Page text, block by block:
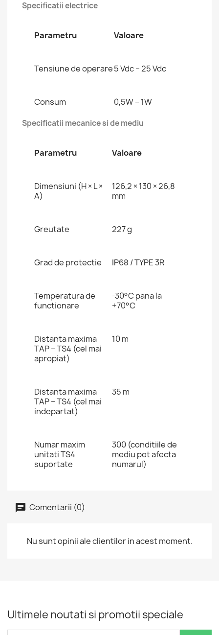
Specificatii electrice
Parametru Valoare
Tensiune de operare5 Vdc – 25 Vdc
Consum 0,5W – 1W
Specificatii mecanice si de mediu
Parametru Valoare
Dimensiuni (H × L ×
A)
126,2 × 130 × 26,8
mm
Greutate 227 g
Grad de protectie IP68 / TYPE 3R
Temperatura de
functionare
-30°C pana la
+70°C
Distanta maxima
TAP – TS4 (cel mai
apropiat)
10 m
Distanta maxima
TAP – TS4 (cel mai
indepartat)
35 m
Numar maxim
unitati TS4
suportate
300 (conditiile de
mediu pot afecta
numarul)
Comentarii (0)
Nu sunt opinii ale clientilor in acest moment.
Ultimele noutati si promotii speciale